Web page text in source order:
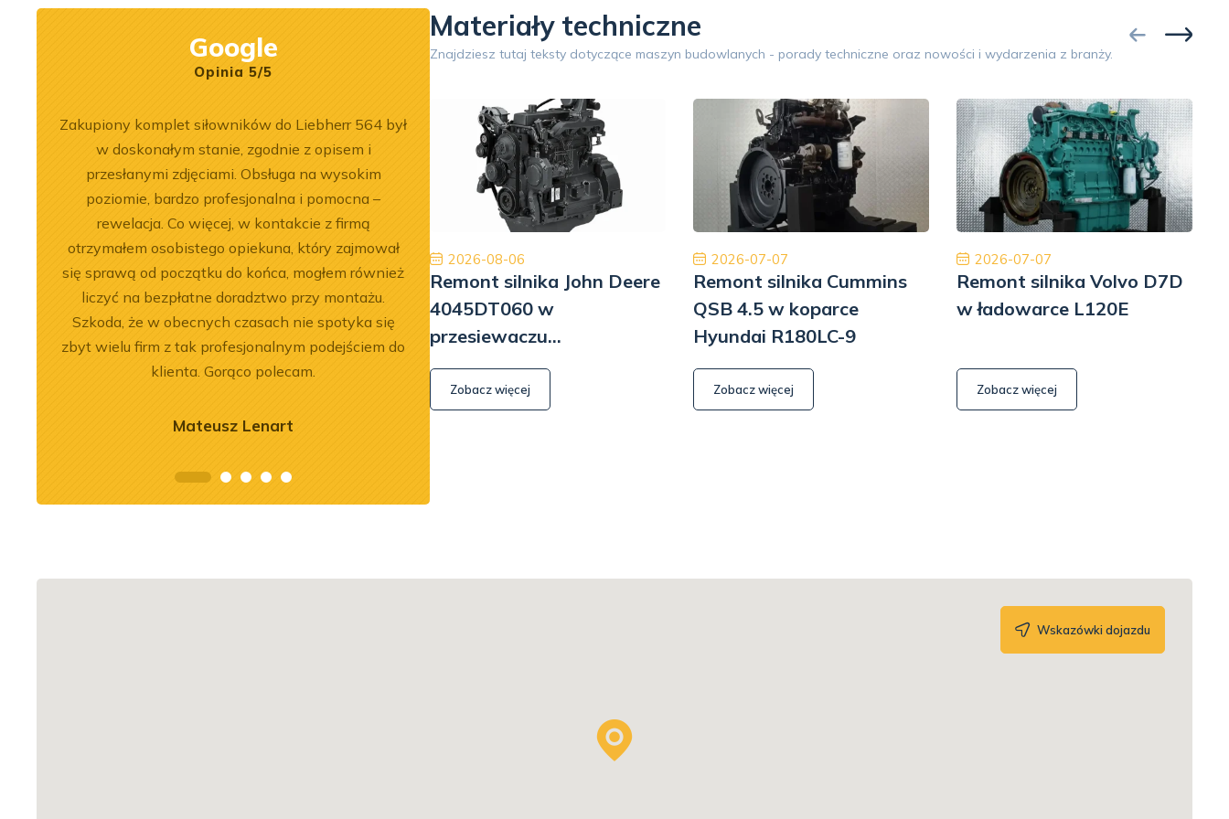
Google
Opinia 5/5
Zakupiony komplet siłowników do Liebherr 564 był
w doskonałym stanie, zgodnie z opisem i
przesłanymi zdjęciami. Obsługa na wysokim
poziomie, bardzo profesjonalna i pomocna –
rewelacja. Co więcej, w kontakcie z firmą
otrzymałem osobistego opiekuna, który zajmował
się sprawą od początku do końca, mogłem również
liczyć na bezpłatne doradztwo przy montażu.
Szkoda, że w obecnych czasach nie spotyka się
zbyt wielu firm z tak profesjonalnym podejściem do
klienta. Gorąco polecam.
Mateusz Lenart
Google
Jestem bardzo zadowolony z naszej współpracy.
Dobry zespół, dobra obsługa, dobra cena, dobre
części. Dziękuję!
Tiberiu Demeter
Google
Oryginalne części, niesamowicie szybka
międzynarodowa dostawa ekspresowa i obsługa na
najwyższym poziomie. W przyszłości wrócimy, aby
ponownie robić interesy. Dziękuję!
Jinajon
Współpraca
Polecam z
będę musiał to
Pomp
Materiały techniczne
Znajdziesz tutaj teksty dotyczące maszyn budowlanych - porady techniczne oraz nowości i wydarzenia z branży.
Liebherr
LR
2026-07-03
Remont silnika Liebherr
D9508 A7 w dźwigu LTM
1300-6.2
2026-08-06
Remont silnika John Deere
4045DT060 w
przesiewaczu
Powerscreen Warrior 800
Zobacz więcej
2026-07-07
Remont silnika Cummins
QSB 4.5 w koparce
Hyundai R180LC-9
Zobacz więcej
2026-07-07
Remont silnika Volvo D7D
w ładowarce L120E
Zobacz więcej
Wskazówki dojazdu